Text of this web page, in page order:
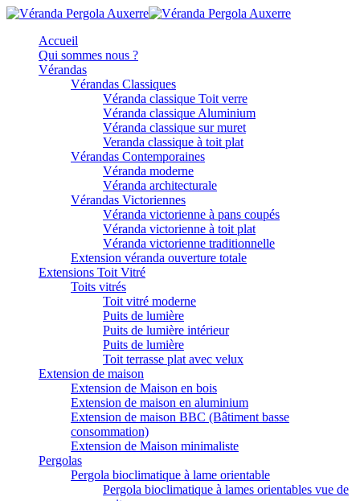
Accueil
Qui sommes nous ?
Vérandas
Vérandas Classiques
Véranda classique Toit verre
Véranda classique Aluminium
Véranda classique sur muret
Veranda classique à toit plat
Vérandas Contemporaines
Véranda moderne
Véranda architecturale
Vérandas Victoriennes
Véranda victorienne à pans coupés
Véranda victorienne à toit plat
Véranda victorienne traditionnelle
Extension véranda ouverture totale
Extensions Toit Vitré
Toits vitrés
Toit vitré moderne
Puits de lumière
Puits de lumière intérieur
Puits de lumière
Toit terrasse plat avec velux
Extension de maison
Extension de Maison en bois
Extension de maison en aluminium
Extension de maison BBC (Bâtiment basse
consommation)
Extension de Maison minimaliste
Pergolas
Pergola bioclimatique à lame orientable
Pergola bioclimatique à lames orientables vue de